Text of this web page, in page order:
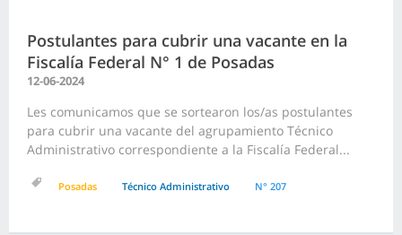
Postulantes para cubrir una vacante en la
Fiscalía Federal N° 1 de Posadas
12-06-2024
Les comunicamos que se sortearon los/as postulantes
para cubrir una vacante del agrupamiento Técnico
Administrativo correspondiente a la Fiscalía Federal...
Posadas Técnico Administrativo N° 207